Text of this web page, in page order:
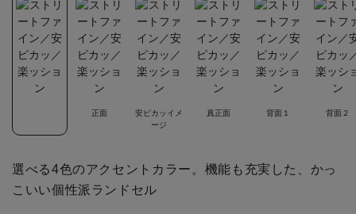
正面
安ピカッイメ
ージ
真正面 背面１ 背面２
選べる4色のアクセントカラー。機能も充実した、かっ
こいい個性派ランドセル